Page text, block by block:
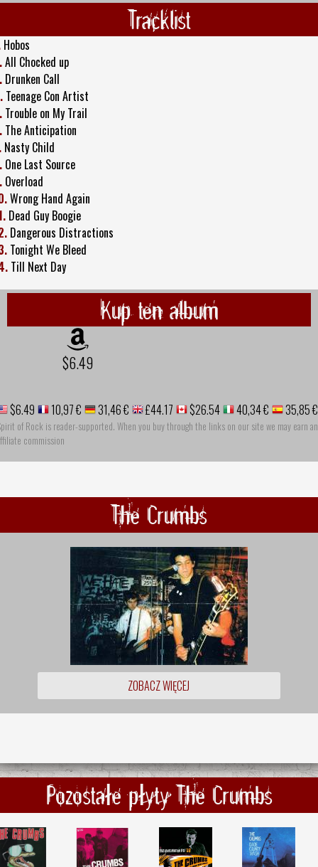
Tracklist
Hobos
All Chocked up
Drunken Call
Teenage Con Artist
Trouble on My Trail
The Anticipation
Nasty Child
One Last Source
Overload
Wrong Hand Again
Dead Guy Boogie
Dangerous Distractions
Tonight We Bleed
Till Next Day
Kup ten album
$6.49
$6.49 10,97 € 31,46 € £44.17 $26.54 40,34 € 35,85 €
of Rock is reader-supported. When you buy through the links on our site we may earn an
commission
The Crumbs
ZOBACZ WIĘCEJ
Pozostałe płyty The Crumbs